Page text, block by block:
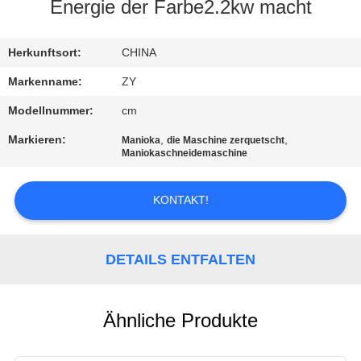
SIE
MIT
UNS
IN
VERBINDUNG
NACHRICHTEN
FORDERN
Energie der Farbe2.2kw macht
Herkunftsort: CHINA
Markenname: ZY
Modellnummer: cm
Markieren: Manioka,die Maschine zerquetscht,
Maniokaschneidemaschine
KONTAKT!
DETAILS ENTFALTEN
Ähnliche Produkte